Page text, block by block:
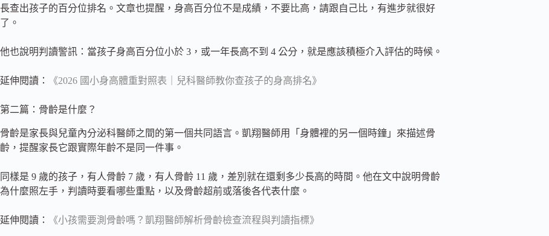
長查出孩子的百分位排名。文章也提醒，身高百分位不是成績，不要比高，請跟自己比，有進步就很好
了。
他也說明判讀警訊：當孩子身高百分位小於 3，或一年長高不到 4 公分，就是應該積極介入評估的時候。
延伸閱讀： 《2026 國小身高體重對照表｜兒科醫師教你查孩子的身高排名》
第二篇：骨齡是什麼？
骨齡是家長與兒童內分泌科醫師之間的第一個共同語言。凱翔醫師用「身體裡的另一個時鐘」來描述骨
齡，提醒家長它跟實際年齡不是同一件事。
同樣是 9 歲的孩子，有人骨齡 7 歲，有人骨齡 11 歲，差別就在還剩多少長高的時間。他在文中說明骨齡
為什麼照左手，判讀時要看哪些重點，以及骨齡超前或落後各代表什麼。
延伸閱讀： 《小孩需要測骨齡嗎？凱翔醫師解析骨齡檢查流程與判讀指標》